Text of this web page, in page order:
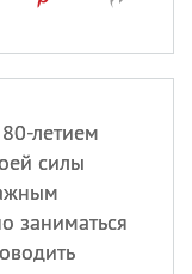
летием
силы
заниматься